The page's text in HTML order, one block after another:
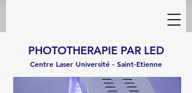
PHOTOTHERAPIE PAR LED
Centre Laser Université - Saint-Etienne